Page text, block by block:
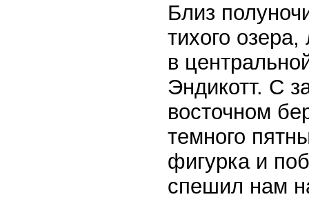
Близ
тихого
в
Эндикотт. С
восточном
темного
фигурка и
спешил нам